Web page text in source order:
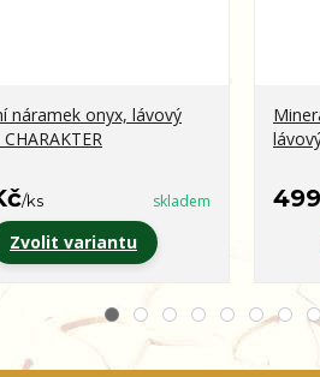
náramek onyx, lávový
/ks skladem
Zvolit variantu